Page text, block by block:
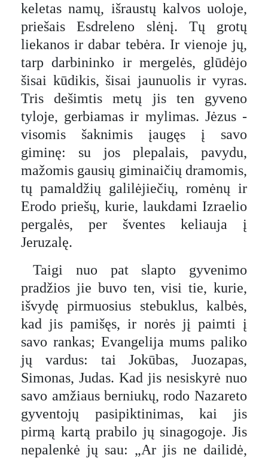
keletas namų, išraustų kalvos uoloje,
priešais Esdreleno slėnį. Tų grotų
liekanos ir dabar tebėra. Ir vienoje jų,
tarp darbininko ir mergelės, glūdėjo
šisai kūdikis, šisai jaunuolis ir vyras.
Tris dešimtis metų jis ten gyveno
tyloje, gerbiamas ir mylimas. Jėzus -
visomis šaknimis įaugęs į savo
giminę: su jos plepalais, pavydu,
mažomis gausių giminaičių dramomis,
tų pamaldžių galilėjiečių, romėnų ir
Erodo priešų, kurie, laukdami Izraelio
pergalės, per šventes keliauja į
Jeruzalę.
Taigi nuo pat slapto gyvenimo
pradžios jie buvo ten, visi tie, kurie,
išvydę pirmuosius stebuklus, kalbės,
kad jis pamišęs, ir norės jį paimti į
savo rankas; Evangelija mums paliko
jų vardus: tai Jokūbas, Juozapas,
Simonas, Judas. Kad jis nesiskyrė nuo
savo amžiaus berniukų, rodo Nazareto
gyventojų pasipiktinimas, kai jis
pirmą kartą prabilo jų sinagogoje. Jis
nepalenkė jų sau: „Ar jis ne dailidė,